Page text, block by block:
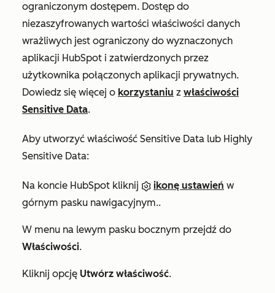
ograniczonym dostępem. Dostęp do
niezaszyfrowanych wartości właściwości danych
wrażliwych jest ograniczony do wyznaczonych
aplikacji HubSpot i zatwierdzonych przez
użytkownika połączonych aplikacji prywatnych.
Dowiedz się więcej o korzystaniu z właściwości
Sensitive Data.
Aby utworzyć właściwość Sensitive Data lub Highly
Sensitive Data:
Na koncie HubSpot kliknij ikonę ustawień w
górnym pasku nawigacyjnym..
W menu na lewym pasku bocznym przejdź do
Właściwości.
Kliknij opcję Utwórz właściwość.